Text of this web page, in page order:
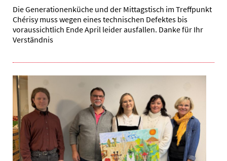
Die Generationenküche und der Mittagstisch im Treffpunkt
Chérisy muss wegen eines technischen Defektes bis
voraussichtlich Ende April leider ausfallen. Danke für Ihr
Verständnis